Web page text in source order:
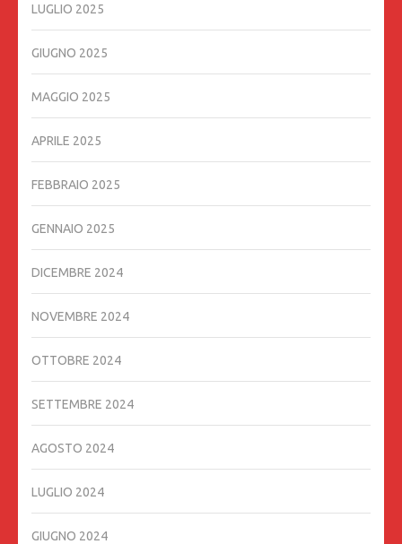
LUGLIO 2025
GIUGNO 2025
MAGGIO 2025
APRILE 2025
FEBBRAIO 2025
GENNAIO 2025
DICEMBRE 2024
NOVEMBRE 2024
OTTOBRE 2024
SETTEMBRE 2024
AGOSTO 2024
LUGLIO 2024
GIUGNO 2024